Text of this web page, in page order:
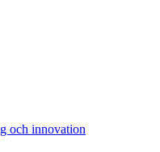
och innovation